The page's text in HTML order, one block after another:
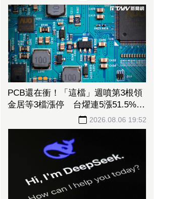
PCB還在衝！「這檔」週噴第3根領
金居等3檔漲停 台燿連5漲51.5%、
2026.08.06 19:52